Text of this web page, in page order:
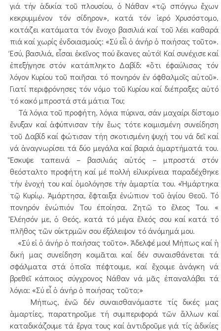
γιά τήν ἀδικία τοῦ πλουσίου, ὁ Νάθαν «τῷ σπόγγω ἔχων
κεκρυμμένον τόν σίδηρον», κατά τόν ἱερό Χρυσόστομο,
κοιτάζει κατάματα τόν ἔνοχο βασιλιά καί τοῦ λέει καθαρά
πιά καί χωρίς ἐνδοιασμούς: «Σύ εἶἰ ὁ άνήρ ὁ ποιήσας τοῦτο».
Έσύ, βασιλιά, εἶσαι ἐκεῖνος πού ἔκανες αὐτό! Καί συνέχισε καί
ἐπεξήγησε στόν κατάπληκτο Δαβίδ: «ὅτι έφαύλισας τόν
λόγον Κυρίου τοῦ ποιῆσαι τό πονηρόν ἐν όφθαλμοῖς αὐτοῦ».
Γιατί περιφρόνησες τόν νόμο τοῦ Κυρίου καί διέπραξες αὐτό
τό κακό μπροστά στά μάτια Του;
Τά λόγια τοῦ προφήτη, λόγια πύρινα, σάν μαχαίρι δίστομο
ἔνυξαν καί ἀφύπνισαν τήν ἕως τότε κοιμισμένη συνείδηση
τοῦ Δαβίδ καί φώτισαν τήη σκοτισμένη ψυχή του νά δεῖ καί
νά ἀναγνωρίσει τά δύο μεγάλα καί βαριά ἁμαρτήματά του.
Ἔσκυψε ταπεινά – βασιλιάς αὐτός – μπροστά στόν
θεόσταλτο προφήτη καί μέ πολλή εἰλικρίνεια παραδέχθηκε
τήν ἐνοχή του καί ὁμολόγησε τήν ἁμαρτία του. «Ἡμάρτηκα
τῷ Κυρίῳ. Ἁμάρτησα, ἔφταιξα ἐνώπιον τοῦ ἁγίου Θεοῦ. Τό
πονηρόν ἐνώπιόν Του έποίησα. Ζητῶ το ἔλεος Του. «
Ἐλέησόν με, ὁ Θεός, κατά τό μέγα ἔλεός σου καί κατά τό
πλῆθος τῶν οίκτρμῶν σου έξάλειψον τό άνόμημά μου.
«Σύ εἰ ὁ άνήρ ὁ ποιήσας τοῦτο». Ἀδελφέ μου! Μήπως καί ἡ
δική μας συνείδηση κοιμᾶται καί δέν συναισθάνεται τά
σφάλματα στά ὁποῖα πέφτουμε, καί ἔχουμε ἀνάγκη νά
βρεθεῖ κάποιος σύγχρονος Νάθαν νά μᾶς ἐπαναλάβει τά
λόγια: «Σύ εἶ ὁ άνήρ ὁ ποιήσας τοῦτο;»
Μήπως, ἐνῶ δέν συναισθανόμαστε τίς δικές μας
ἁμαρτίες, παρατηροῦμε τή συμπεριφορά τῶν ἄλλων καί
καταδικάζουμε τά ἔργα τους καί ἀντιδροῦμε γιά τίς ἀδικίες